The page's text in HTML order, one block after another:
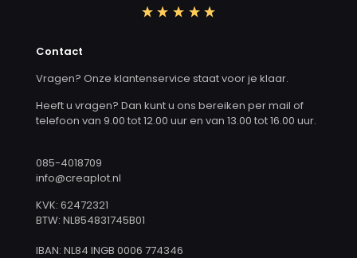
Contact
Vragen? Onze klantenservice staat voor je klaar.
Heeft u vragen? Dan kunt u ons bereiken per mail of
telefoon van 9.00 tot 12.00 uur en van 13.00 tot 16.00 uur.
085-4018709
info@creaplot.nl
KVK: 62472321
BTW: NL854831745B01
IBAN: NL84 INGB 0006 774346